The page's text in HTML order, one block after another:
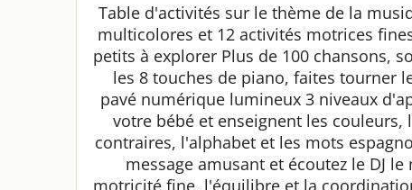
Table d'activités sur le thème de la
multicolores et 12 activités motrices
petits à explorer Plus de 100 chansons,
les 8 touches de piano, faites tourner
pavé numérique lumineux 3 niveaux
votre bébé et enseignent les
contraires, l'alphabet et les mots
message amusant et écoutez le DJ
motricité fine, l'équilibre et la